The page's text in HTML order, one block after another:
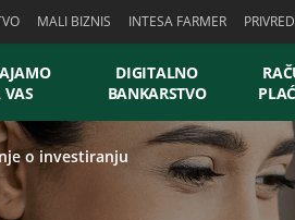
MALI BIZNIS INTESA FARMER
VAS
DIGITALNO
BANKARSTVO
o investiranju